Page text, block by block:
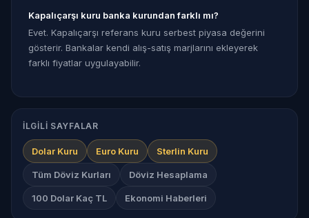
Kapalıçarşı kuru banka kurundan farklı mı?
Evet. Kapalıçarşı referans kuru serbest piyasa değerini
gösterir. Bankalar kendi alış-satış marjlarını ekleyerek
farklı fiyatlar uygulayabilir.
İLGILI SAYFALAR
Dolar Kuru Euro Kuru Sterlin Kuru
Tüm Döviz Kurları Döviz Hesaplama
100 Dolar Kaç TL Ekonomi Haberleri